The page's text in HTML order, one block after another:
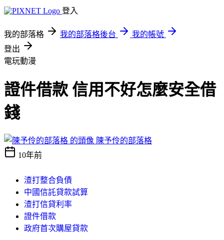
登入
我的部落格 我的部落格後台
我的帳號
登出
電玩動漫
證件借款 信用不好怎麼安全借
錢
陳予伶的部落格
10年前
渣打整合負債
中國信託貸款試算
渣打信貸利率
證件借款
政府首次購屋貸款